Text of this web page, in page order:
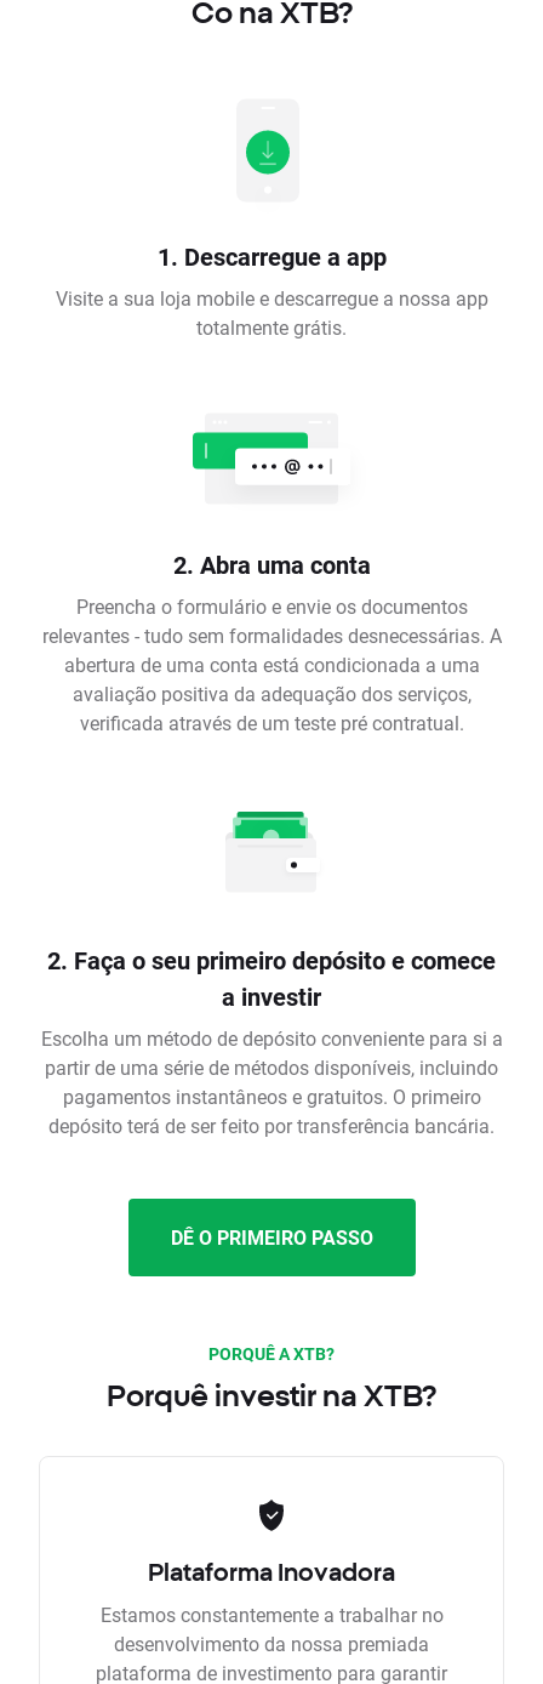
Co na XTB?
1. Descarregue a app
Visite a sua loja mobile e descarregue a nossa app
totalmente grátis.
2. Abra uma conta
Preencha o formulário e envie os documentos
relevantes - tudo sem formalidades desnecessárias. A
abertura de uma conta está condicionada a uma
avaliação positiva da adequação dos serviços,
verificada através de um teste pré contratual.
2. Faça o seu primeiro depósito e comece
a investir
Escolha um método de depósito conveniente para si a
partir de uma série de métodos disponíveis, incluindo
pagamentos instantâneos e gratuitos. O primeiro
depósito terá de ser feito por transferência bancária.
DÊ O PRIMEIRO PASSO
PORQUÊ A XTB?
Porquê investir na XTB?
Plataforma Inovadora
Estamos constantemente a trabalhar no
desenvolvimento da nossa premiada
plataforma de investimento para garantir